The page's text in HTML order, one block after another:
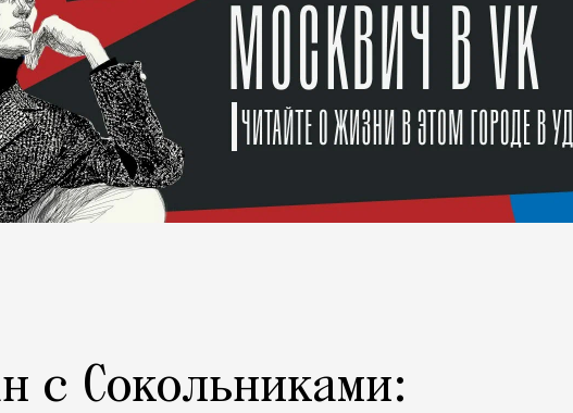
с Сокольниками: